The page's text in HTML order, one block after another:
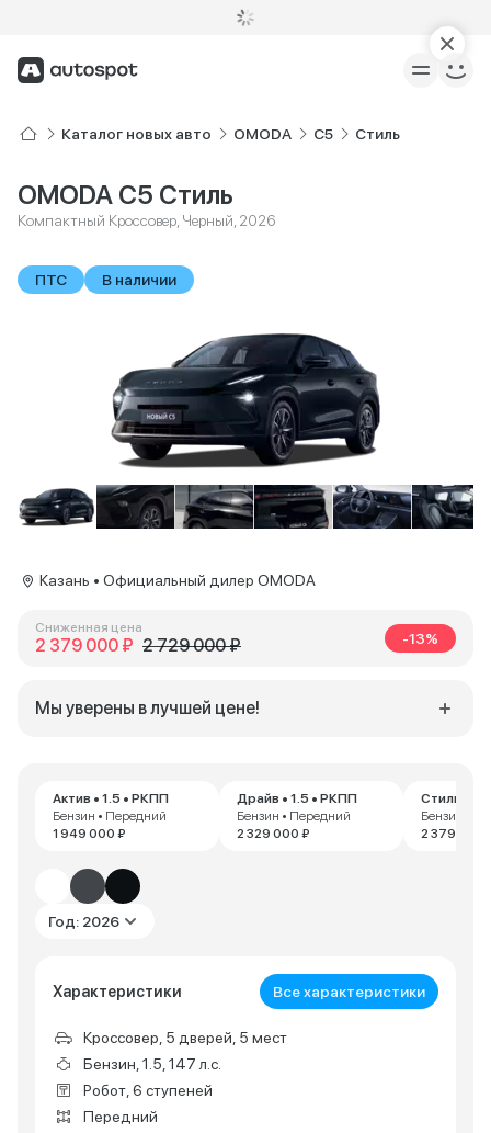
Каталог новых авто OMODA C5 Стиль
OMODA C5 Стиль
Компактный Кроссовер, Черный, 2026
ПТС В наличии
Актив • 1.5 • РКПП
Бензин • Передний
1 949 000 ₽
Драйв • 1.5 • РКПП
Бензин • Передний
2 329 000 ₽
Стиль •
Бензин •
2 379 000
Год: 2026
Характеристики Все характеристики
Кроссовер, 5 дверей, 5 мест
Бензин, 1.5, 147 л.с.
Робот, 6 ступеней
Передний
Казань • Официальный дилер OMODA
Сниженная цена
2 379 000 ₽ 2 729 000 ₽ -13%
Мы уверены в лучшей цене!